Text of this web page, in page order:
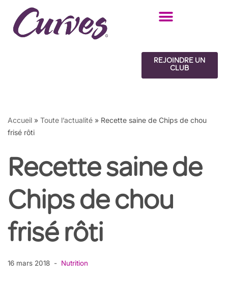
Aller
REJOINDRE UN
CLUB
Accueil » Toute l’actualité » Recette saine de Chips de chou
frisé rôti
Recette saine de
Chips de chou
frisé rôti
16 mars 2018 Nutrition